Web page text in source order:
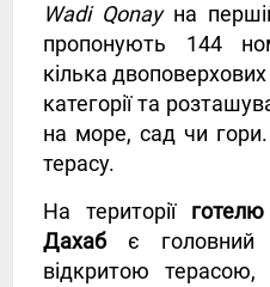
Wadi Qonayна
пропонують 144
кілька
категорії та
на море, сад чи
терасу.
На території
Дахаб є головний
відкритою